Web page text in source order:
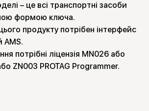
– це всі транспортні засоби
формою ключа.
продукту потрібен інтерфейс
AMS.
потрібні ліцензія MN026 або
ZN003 PROTAG Programmer.